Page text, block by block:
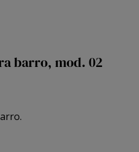
barro, mod. 02